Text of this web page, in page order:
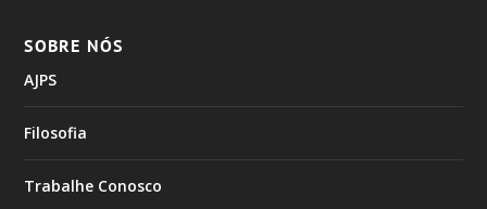
SOBRE NÓS
AJPS
Filosofia
Trabalhe Conosco